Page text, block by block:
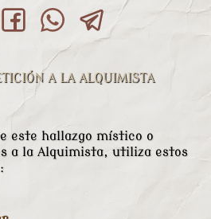
A LA ALQUIMISTA
este hallazgo místico o
a la Alquimista, utiliza estos